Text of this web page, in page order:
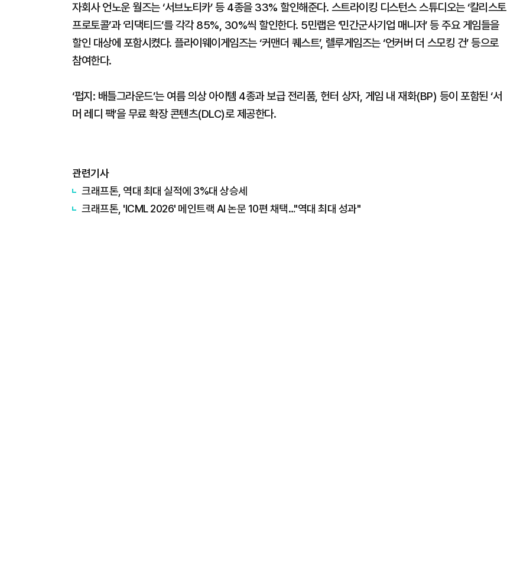
자회사 언노운 월즈는 ‘서브노티카’ 등 4종을 33% 할인해준다. 스트라이킹 디스턴스 스튜디오는 ‘칼리스토
프로토콜’과 ‘리댁티드’를 각각 85%, 30%씩 할인한다. 5민랩은 ‘민간군사기업 매니저’ 등 주요 게임들을
할인 대상에 포함시켰다. 플라이웨이게임즈는 ‘커맨더 퀘스트’, 렐루게임즈는 ‘언커버 더 스모킹 건’ 등으로
참여한다.
‘펍지: 배틀그라운드’는 여름 의상 아이템 4종과 보급 전리품, 헌터 상자, 게임 내 재화(BP) 등이 포함된 ‘서
머 레디 팩’을 무료 확장 콘텐츠(DLC)로 제공한다.
관련기사
크래프톤, 역대 최대 실적에 3%대 상승세
크래프톤, 'ICML 2026' 메인트랙 AI 논문 10편 채택…"역대 최대 성과"